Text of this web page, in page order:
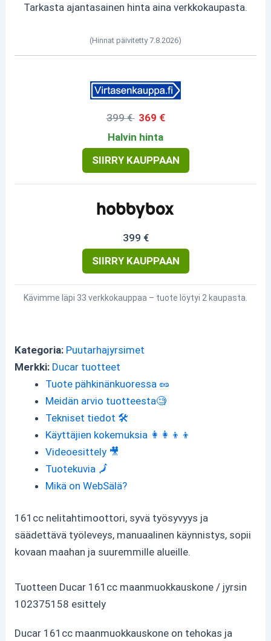
Tarkasta ajantasainen hinta aina verkkokaupasta.
(Hinnat päivitetty 7.8.2026)
399 € 369 €
Halvin hinta
SIIRRY KAUPPAAN
399 €
SIIRRY KAUPPAAN
Kävimme läpi 33 verkkokauppaa – tuote löytyi 2 kaupasta.
Kategoria: Puutarhajyrsimet
Merkki: Ducar tuotteet
Tuote pähkinänkuoressa 🥜
Meidän arvio tuotteesta🧐
Tekniset tiedot 🛠
Käyttäjien kokemuksia 👩‍👩‍👦‍👦
Videoesittely 🎥
Tuotekuvia 🗾
Mikä on WebSälä?
161cc nelitahtimoottori, syvä työsyvyys ja
säädettävä työleveys, manuaalinen käynnistys, sopii
kovaan maahan ja suuremmille alueille.
Tuotteen Ducar 161cc maanmuokkauskone / jyrsin
102375158 esittely
Ducar 161cc maanmuokkauskone on tehokas ja